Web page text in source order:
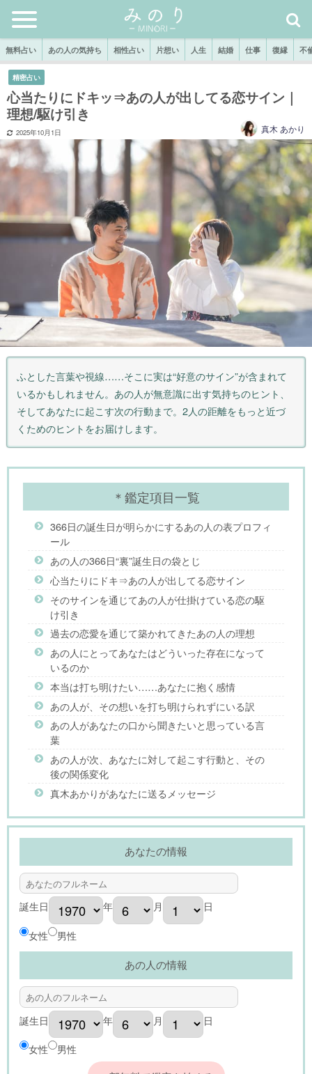
無料占い あの人の気持ち 相性占い 片想い 人生 結婚 仕事 復縁 不
精密占い
心当たりにドキッ⇒あの人が出してる恋サイン｜
理想/駆け引き
2025年10月1日 真木 あかり
ふとした言葉や視線……そこに実は“好意のサイン”が含まれて
いるかもしれません。あの人が無意識に出す気持ちのヒント、
そしてあなたに起こす次の行動まで。2人の距離をもっと近づ
くためのヒントをお届けします。
＊鑑定項目一覧
366日の誕生日が明らかにするあの人の表プロフィ
ール
あの人の366日“裏”誕生日の袋とじ
心当たりにドキ⇒あの人が出してる恋サイン
そのサインを通じてあの人が仕掛けている恋の駆
け引き
過去の恋愛を通じて築かれてきたあの人の理想
あの人にとってあなたはどういった存在になって
いるのか
本当は打ち明けたい……あなたに抱く感情
あの人が、その想いを打ち明けられずにいる訳
あの人があなたの口から聞きたいと思っている言
葉
あの人が次、あなたに対して起こす行動と、その
後の関係変化
真木あかりがあなたに送るメッセージ
あなたの情報
誕生日 年 月 日
女性 男性
あの人の情報
誕生日 年 月 日
女性 男性